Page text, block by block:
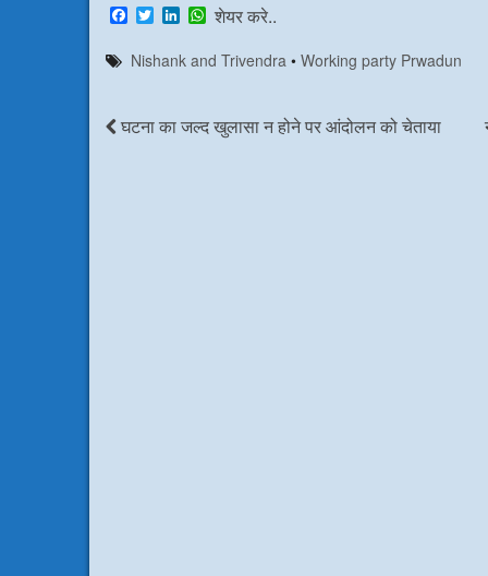
F
a
c
e
o
k
T
w
i
t
r
L
n
k
I
n
W
a
t
p
p
शेयर करे..
Nishank and Trivendra •Working party Prwadun
घटना का जल्द खुलासा न होने पर आंदोलन को चेताया